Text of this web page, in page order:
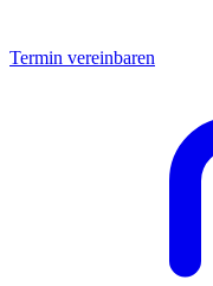
Termin vereinbaren